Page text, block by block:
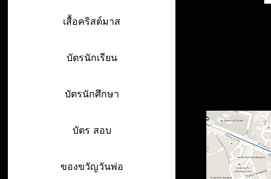
เสื้อคริสต์มาส
บัตรนักเรียน
บัตรนักศึกษา
บัตร สอบ
ของขวัญวันพ่อ